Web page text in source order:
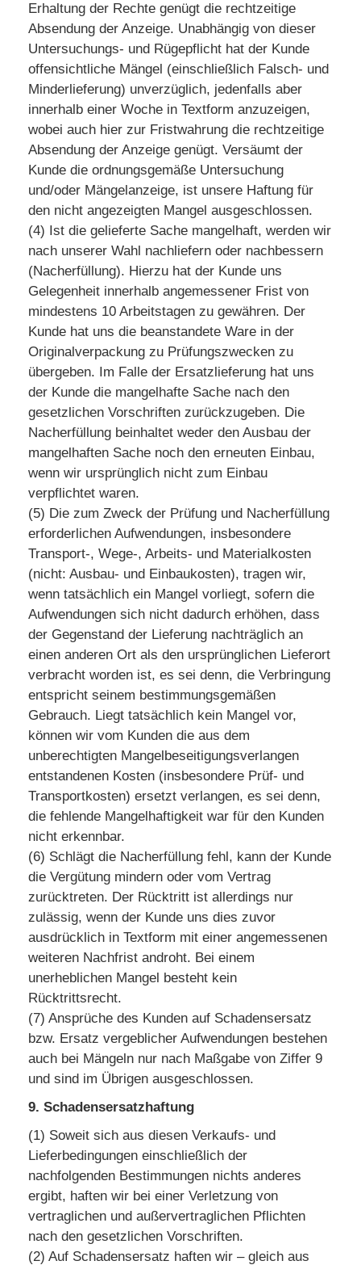
Erhaltung der Rechte genügt die rechtzeitige
Absendung der Anzeige. Unabhängig von dieser
Untersuchungs- und Rügepflicht hat der Kunde
offensichtliche Mängel (einschließlich Falsch- und
Minderlieferung) unverzüglich, jedenfalls aber
innerhalb einer Woche in Textform anzuzeigen,
wobei auch hier zur Fristwahrung die rechtzeitige
Absendung der Anzeige genügt. Versäumt der
Kunde die ordnungsgemäße Untersuchung
und/oder Mängelanzeige, ist unsere Haftung für
den nicht angezeigten Mangel ausgeschlossen.
(4) Ist die gelieferte Sache mangelhaft, werden wir
nach unserer Wahl nachliefern oder nachbessern
(Nacherfüllung). Hierzu hat der Kunde uns
Gelegenheit innerhalb angemessener Frist von
mindestens 10 Arbeitstagen zu gewähren. Der
Kunde hat uns die beanstandete Ware in der
Originalverpackung zu Prüfungszwecken zu
übergeben. Im Falle der Ersatzlieferung hat uns
der Kunde die mangelhafte Sache nach den
gesetzlichen Vorschriften zurückzugeben. Die
Nacherfüllung beinhaltet weder den Ausbau der
mangelhaften Sache noch den erneuten Einbau,
wenn wir ursprünglich nicht zum Einbau
verpflichtet waren.
(5) Die zum Zweck der Prüfung und Nacherfüllung
erforderlichen Aufwendungen, insbesondere
Transport-, Wege-, Arbeits- und Materialkosten
(nicht: Ausbau- und Einbaukosten), tragen wir,
wenn tatsächlich ein Mangel vorliegt, sofern die
Aufwendungen sich nicht dadurch erhöhen, dass
der Gegenstand der Lieferung nachträglich an
einen anderen Ort als den ursprünglichen Lieferort
verbracht worden ist, es sei denn, die Verbringung
entspricht seinem bestimmungsgemäßen
Gebrauch. Liegt tatsächlich kein Mangel vor,
können wir vom Kunden die aus dem
unberechtigten Mangelbeseitigungsverlangen
entstandenen Kosten (insbesondere Prüf- und
Transportkosten) ersetzt verlangen, es sei denn,
die fehlende Mangelhaftigkeit war für den Kunden
nicht erkennbar.
(6) Schlägt die Nacherfüllung fehl, kann der Kunde
die Vergütung mindern oder vom Vertrag
zurücktreten. Der Rücktritt ist allerdings nur
zulässig, wenn der Kunde uns dies zuvor
ausdrücklich in Textform mit einer angemessenen
weiteren Nachfrist androht. Bei einem
unerheblichen Mangel besteht kein
Rücktrittsrecht.
(7) Ansprüche des Kunden auf Schadensersatz
bzw. Ersatz vergeblicher Aufwendungen bestehen
auch bei Mängeln nur nach Maßgabe von Ziffer 9
und sind im Übrigen ausgeschlossen.
9. Schadensersatzhaftung
(1) Soweit sich aus diesen Verkaufs- und
Lieferbedingungen einschließlich der
nachfolgenden Bestimmungen nichts anderes
ergibt, haften wir bei einer Verletzung von
vertraglichen und außervertraglichen Pflichten
nach den gesetzlichen Vorschriften.
(2) Auf Schadensersatz haften wir – gleich aus